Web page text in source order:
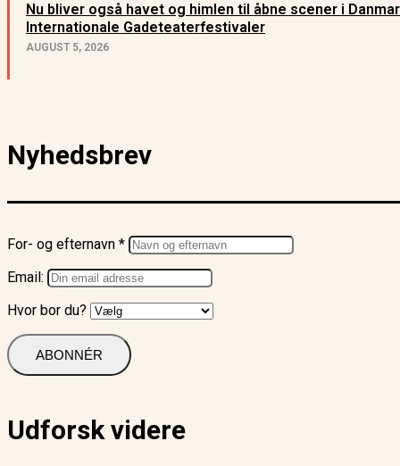
Nu bliver også havet og himlen til åbne scener i
Internationale Gadeteaterfestivaler
AUGUST 5, 2026
Nyhedsbrev
For- og efternavn *
Email:
Hvor bor du?
Udforsk videre